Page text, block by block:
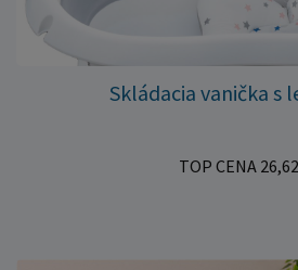
Skládacia vanička s
TOP CENA